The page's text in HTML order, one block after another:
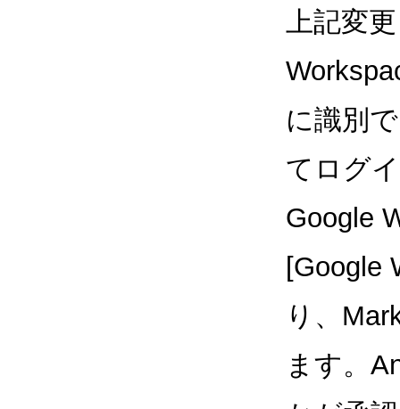
上記変
に識別
てログ
Google
[Google
り、
ます。